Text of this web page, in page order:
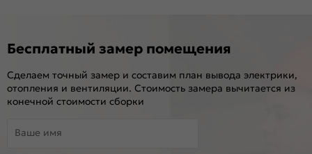
Бесплатный замер помещения
Сделаем точный замер и составим план вывода электрики,
отопления и вентиляции. Стоимость замера вычитается из
конечной стоимости сборки
Ваше имя